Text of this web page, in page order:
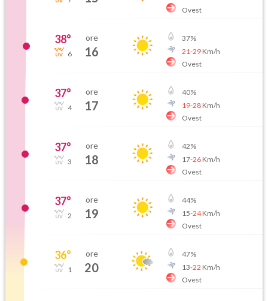
Ovest
38°
6
ore
16
37%
21-29Km/h
Ovest
37°
4
ore
17
40%
19-28Km/h
Ovest
37°
3
ore
18
42%
17-26Km/h
Ovest
37°
2
ore
19
44%
15-24Km/h
Ovest
36°
1
ore
20
47%
13-22 Km/h
Ovest